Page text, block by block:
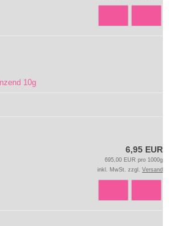
10g
6,95 EUR
695,00 EUR pro 1000g
inkl. MwSt. zzgl. Versand